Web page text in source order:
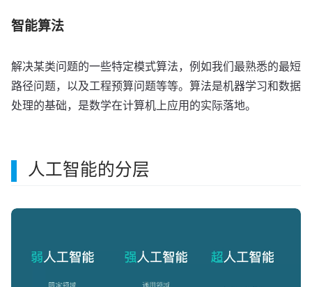
智能算法
解决某类问题的一些特定模式算法，例如我们最熟悉的最短
路径问题，以及工程预算问题等等。算法是机器学习和数据
处理的基础，是数学在计算机上应用的实际落地。
人工智能的分层